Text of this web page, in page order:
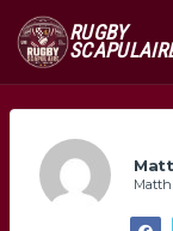
RUGBY